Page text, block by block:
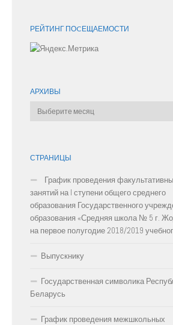
РЕЙТИНГ ПОCЕЩАЕМОСТИ
АРХИВЫ
Архивы
СТРАНИЦЫ
График проведения
занятий на I ступени общего среднего
образования Государственного
образования «Средняя школа № 5 г.
на первое полугодие 2018/2019
Выпускнику
Государственная символика
Беларусь
График проведения межшкольных